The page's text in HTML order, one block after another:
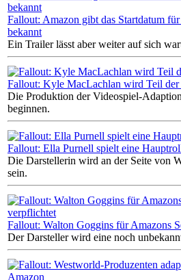
Fallout: Amazon gibt das Startdatum
bekannt
Ein Trailer lässt aber weiter auf sich
Fallout: Kyle MacLachlan wird Teil der
Die Produktion der Videospiel-
beginnen.
Fallout: Ella Purnell spielt eine
Die Darstellerin wird an der Seite von
sein.
Fallout: Walton Goggins für Amazons
Der Darsteller wird eine noch